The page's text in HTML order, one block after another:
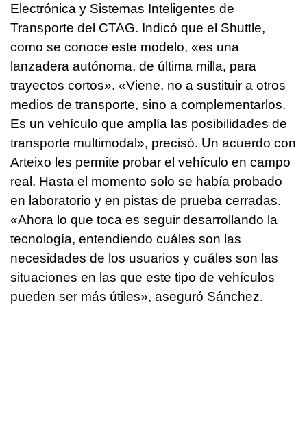
Electrónica y Sistemas Inteligentes de
Transporte del CTAG. Indicó que el Shuttle,
como se conoce este modelo, «es una
lanzadera autónoma, de última milla, para
trayectos cortos». «Viene, no a sustituir a otros
medios de transporte, sino a complementarlos.
Es un vehículo que amplía las posibilidades de
transporte multimodal», precisó. Un acuerdo con
Arteixo les permite probar el vehículo en campo
real. Hasta el momento solo se había probado
en laboratorio y en pistas de prueba cerradas.
«Ahora lo que toca es seguir desarrollando la
tecnología, entendiendo cuáles son las
necesidades de los usuarios y cuáles son las
situaciones en las que este tipo de vehículos
pueden ser más útiles», aseguró Sánchez.